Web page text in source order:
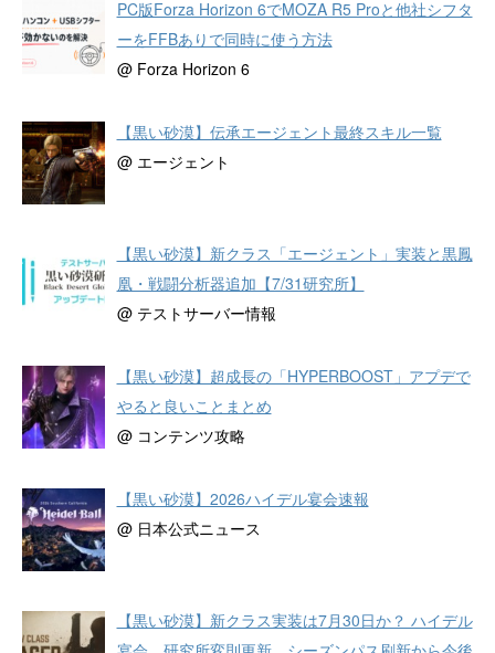
PC版Forza Horizon 6でMOZA R5 Proと他社シフタ
ーをFFBありで同時に使う方法
@ Forza Horizon 6
【黒い砂漠】伝承エージェント最終スキル一覧
@ エージェント
【黒い砂漠】新クラス「エージェント」実装と黒鳳
凰・戦闘分析器追加【7/31研究所】
@ テストサーバー情報
【黒い砂漠】超成長の「HYPERBOOST」アプデで
やると良いことまとめ
@ コンテンツ攻略
【黒い砂漠】2026ハイデル宴会速報
@ 日本公式ニュース
【黒い砂漠】新クラス実装は7月30日か？ ハイデル